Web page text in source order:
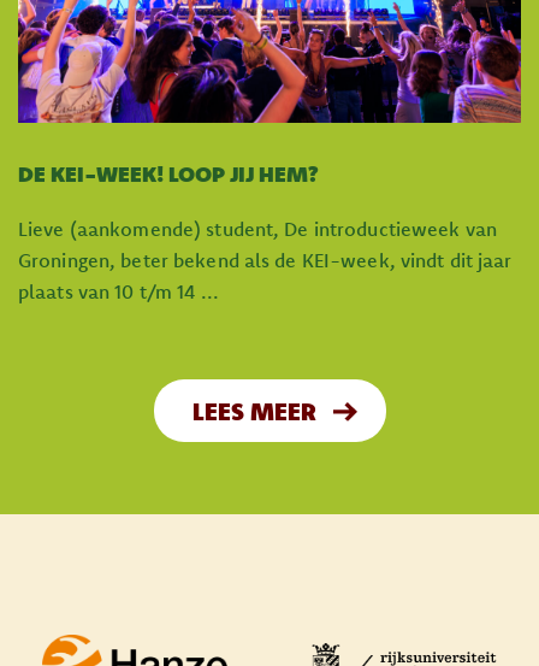
DE KEI-WEEK! LOOP JIJ HEM?
Lieve (aankomende) student, De introductieweek van
Groningen, beter bekend als de KEI-week, vindt dit jaar
plaats van 10 t/m 14 ...
LEES MEER